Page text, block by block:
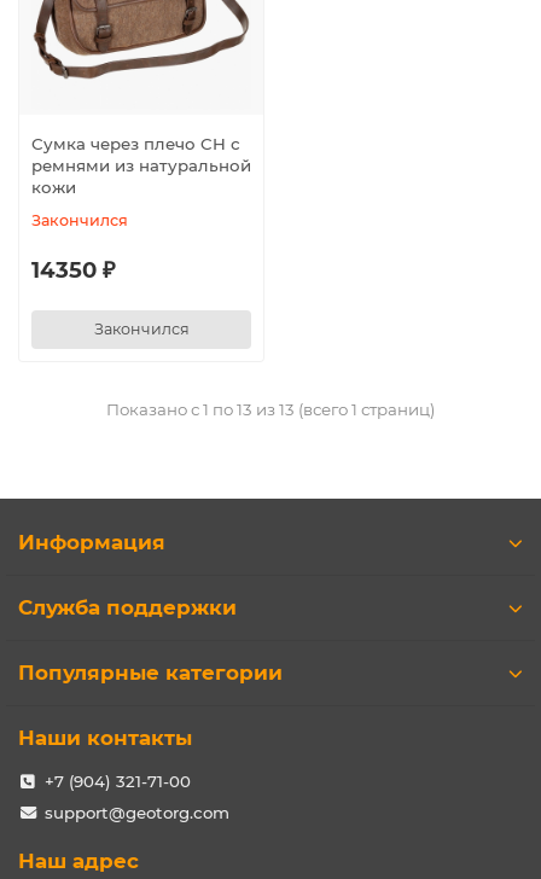
Сумка через плечо CH с
ремнями из натуральной
кожи
Закончился
14350 ₽
Закончился
Показано с 1 по 13 из 13 (всего 1 страниц)
Информация
Служба поддержки
Популярные категории
Наши контакты
+7 (904) 321-71-00
support@geotorg.com
Наш адрес